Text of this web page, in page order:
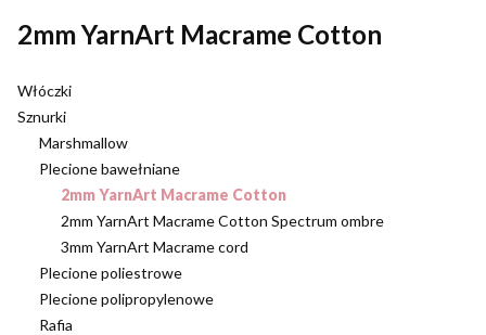
2mm YarnArt Macrame Cotton
Włóczki
Sznurki
Marshmallow
Plecione bawełniane
2mm YarnArt Macrame Cotton
2mm YarnArt Macrame Cotton Spectrum ombre
3mm YarnArt Macrame cord
Plecione poliestrowe
Plecione polipropylenowe
Rafia